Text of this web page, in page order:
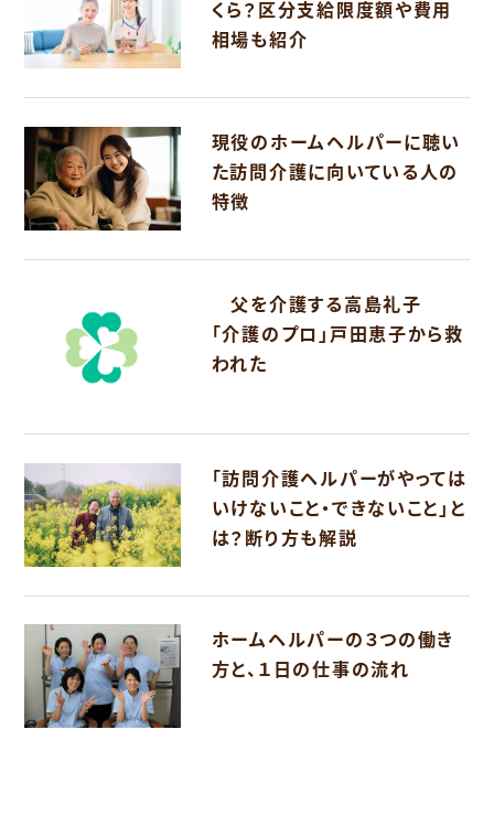
くら？区分支給限度額や費用
相場も紹介
現役のホームヘルパーに聴い
た訪問介護に向いている人の
特徴
父を介護する高島礼子
「介護のプロ」戸田恵子から救
われた
「訪問介護ヘルパーがやっては
いけないこと・できないこと」と
は？断り方も解説
ホームヘルパーの３つの働き
方と、１日の仕事の流れ